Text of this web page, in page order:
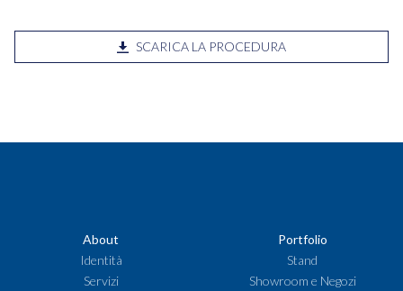
SCARICA LA PROCEDURA
About
Identità
Servizi
Portfolio
Stand
Showroom e Negozi